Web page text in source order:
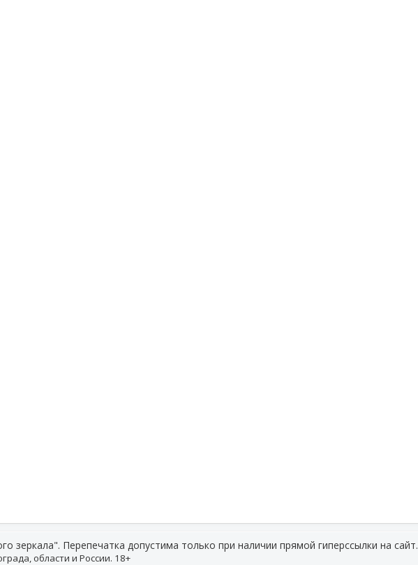
зеркала". Перепечатка допустима только при наличии прямой гиперссылки на сайт.
области и России. 18+